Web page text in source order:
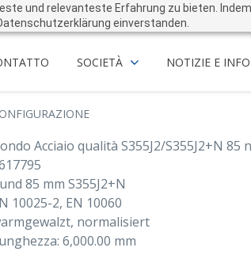
und relevanteste Erfahrung zu bieten.
einverstanden.
SOCIETÀ NOTIZIE E
Acciaio qualità S355J2/S355J2+N 85
85 mm S355J2+N
10025-2, EN 10060
normalisiert
6,000.00 mm